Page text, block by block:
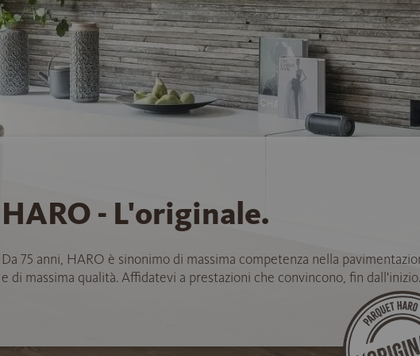
HARO - L'originale.
Da 75 anni, HARO è sinonimo di massima competenza nella
e di massima qualità. Affidatevi a prestazioni che convincono, fin dall'inizio.